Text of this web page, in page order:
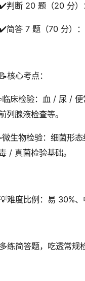
判断 20 题（20 分）
简答 7 题（70 分）
核心考点：
临床检验：血 / 尿 /
列腺液检查等。
微生物检验：细菌形
/ 真菌检验基础。
难度比例：易 30%、
练简答题，吃透常规